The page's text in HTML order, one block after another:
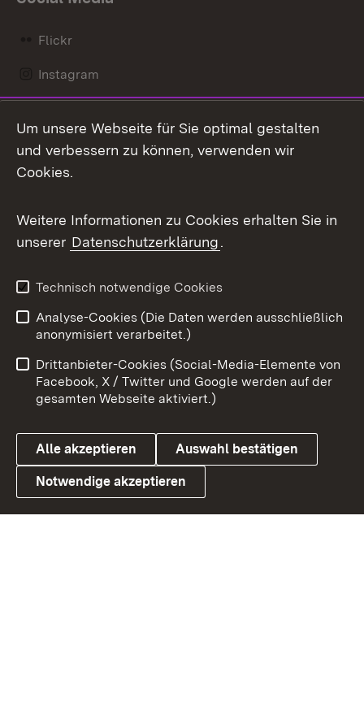
Flickr
Instagram
Mastodon
Messenger
Social Wall
X / Twitter
Youtube
Link zum Landesportal
Benutzungshinweise
Barrierefreiheit
Datenschutz
Cookies
Um unsere Webseite für Sie optimal gestalten
und verbessern zu können, verwenden wir
Cookies.
Weitere Informationen zu Cookies erhalten Sie in
unserer Datenschutzerklärung.
Technisch notwendige Cookies
Analyse-Cookies (Die Daten werden ausschließlich
anonymisiert verarbeitet.)
Drittanbieter-Cookies (Social-Media-Elemente von
Facebook, X / Twitter und Google werden auf der
gesamten Webseite aktiviert.)
Alle akzeptieren Auswahl bestätigen
Notwendige akzeptieren